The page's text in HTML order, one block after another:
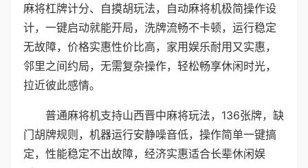
麻将杠牌计分、自摸胡玩法，自动麻将机极简操作设
计，一键启动就能开局，洗牌流畅不卡顿，运行稳定
无故障，价格实惠性价比高，家用娱乐耐用又实惠，
邻里之间约局，无需复杂操作，轻松畅享休闲时光，
拉近彼此感情。
普通麻将机支持山西晋中麻将玩法，136张牌，缺
门胡牌规则，机器运行安静噪音低，操作简单一键搞
定，性能稳定不出故障，经济实惠适合长辈休闲娱